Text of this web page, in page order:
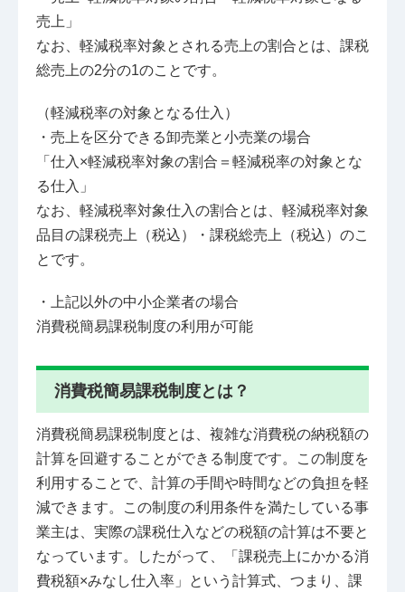
売上」
なお、軽減税率対象とされる売上の割合とは、課税
総売上の2分の1のことです。
（軽減税率の対象となる仕入）
・売上を区分できる卸売業と小売業の場合
「仕入×軽減税率対象の割合＝軽減税率の対象とな
る仕入」
なお、軽減税率対象仕入の割合とは、軽減税率対象
品目の課税売上（税込）・課税総売上（税込）のこ
とです。
・上記以外の中小企業者の場合
消費税簡易課税制度の利用が可能
消費税簡易課税制度とは？
消費税簡易課税制度とは、複雑な消費税の納税額の
計算を回避することができる制度です。この制度を
利用することで、計算の手間や時間などの負担を軽
減できます。この制度の利用条件を満たしている事
業主は、実際の課税仕入などの税額の計算は不要と
なっています。したがって、「課税売上にかかる消
費税額×みなし仕入率」という計算式、つまり、課